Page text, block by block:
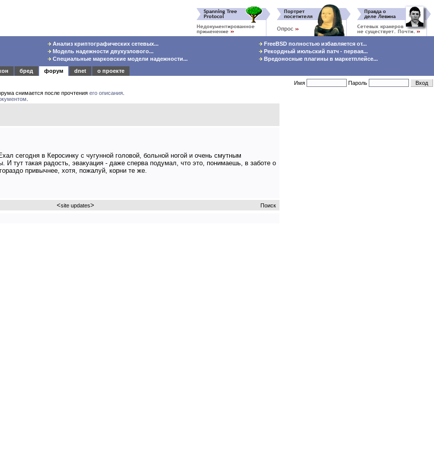
Анализ криптографических сетевых...
Модель надежности двухузлового...
Специальные марковские модели надежности...
FreeBSD полностью избавляется от...
Рекордный июльский патч - первая...
Вредоносные плагины в маркетплейсе...
бред форум dnet
о проекте
Имя Пароль
снимается после прочтения его описания
сегодня в Керосинку с чугунной головой, больной ногой и очень смутным
тут такая радость, эвакуация - даже сперва подумал, что это, понимаешь, в заботе о
привычнее, хотя, пожалуй, корни те же.
<site updates> Поиск